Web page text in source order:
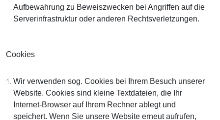
Aufbewahrung zu Beweiszwecken bei Angriffen auf die
Serverinfrastruktur oder anderen Rechtsverletzungen.
Cookies
Wir verwenden sog. Cookies bei Ihrem Besuch unserer
Website. Cookies sind kleine Textdateien, die Ihr
Internet-Browser auf Ihrem Rechner ablegt und
speichert. Wenn Sie unsere Website erneut aufrufen,